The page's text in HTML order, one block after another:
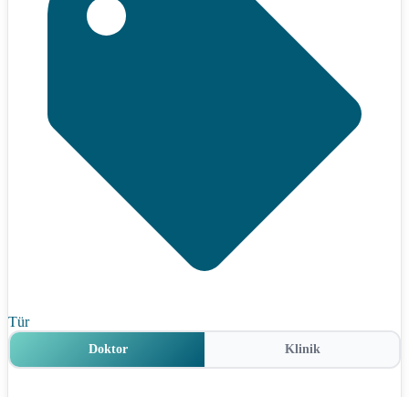
Tür
Doktor Klinik